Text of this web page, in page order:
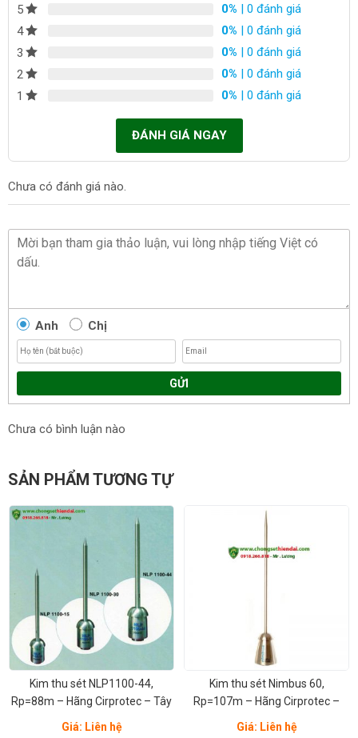
5 0% | 0 đánh giá
4
0% | 0 đánh giá
3
0% | 0 đánh giá
2
0% | 0 đánh giá
1
0% | 0 đánh giá
ĐÁNH GIÁ NGAY
Chưa có đánh giá nào.
Anh Chị
GỬI
Chưa có bình luận nào
SẢN PHẨM TƯƠNG TỰ
Kim thu sét NLP1100-44,
Rp=88m – Hãng Cirprotec – Tây
Giá: Liên hệ
Kim thu sét Nimbus 60,
Rp=107m – Hãng Cirprotec –
Giá: Liên hệ